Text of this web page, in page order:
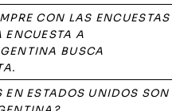
CON LAS ENCUESTAS
ENCUESTA A
BUSCA
EN ESTADOS UNIDOS SON